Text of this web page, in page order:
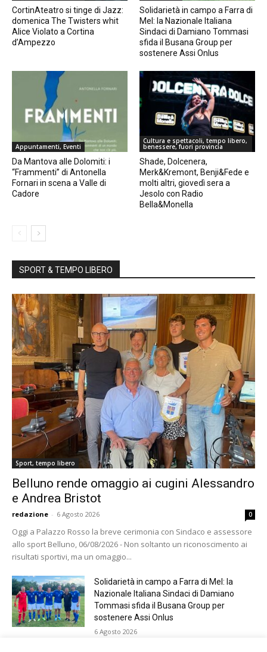
CortinAteatro si tinge di Jazz:
domenica The Twisters whit
Alice Violato a Cortina
d’Ampezzo
Solidarietà in campo a Farra di
Mel: la Nazionale Italiana
Sindaci di Damiano Tommasi
sfida il Busana Group per
sostenere Assi Onlus
Appuntamenti, Eventi
Da Mantova alle Dolomiti: i
“Frammenti” di Antonella
Fornari in scena a Valle di
Cadore
Cultura e spettacoli, tempo libero,
benessere, fuori provincia
Shade, Dolcenera,
Merk&Kremont, Benji&Fede e
molti altri, giovedì sera a
Jesolo con Radio
Bella&Monella
SPORT & TEMPO LIBERO
Sport, tempo libero
Belluno rende omaggio ai cugini Alessandro
e Andrea Bristot
redazione - 6 Agosto 2026 0
Oggi a Palazzo Rosso la breve cerimonia con Sindaco e assessore
allo sport Belluno, 06/08/2026 - Non soltanto un riconoscimento ai
risultati sportivi, ma un omaggio...
Solidarietà in campo a Farra di Mel: la
Nazionale Italiana Sindaci di Damiano
Tommasi sfida il Busana Group per
sostenere Assi Onlus
6 Agosto 2026